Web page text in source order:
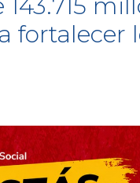
fortalecer